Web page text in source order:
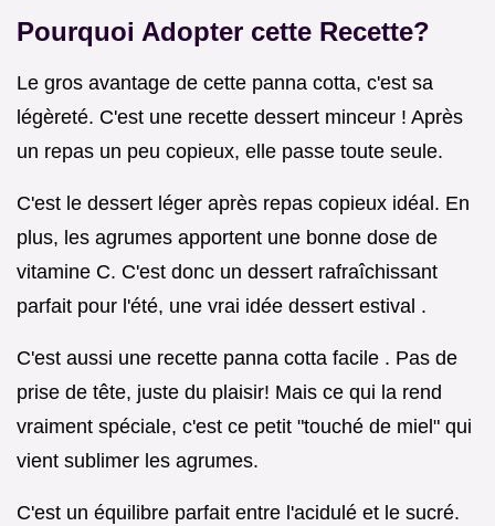
Pourquoi Adopter cette Recette?
Le gros avantage de cette panna cotta, c'est sa
légèreté. C'est une recette dessert minceur ! Après
un repas un peu copieux, elle passe toute seule.
C'est le dessert léger après repas copieux idéal. En
plus, les agrumes apportent une bonne dose de
vitamine C. C'est donc un dessert rafraîchissant
parfait pour l'été, une vrai idée dessert estival .
C'est aussi une recette panna cotta facile . Pas de
prise de tête, juste du plaisir! Mais ce qui la rend
vraiment spéciale, c'est ce petit "touché de miel" qui
vient sublimer les agrumes.
C'est un équilibre parfait entre l'acidulé et le sucré.